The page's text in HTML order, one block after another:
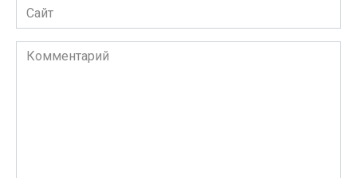
Сайт
Комментарий